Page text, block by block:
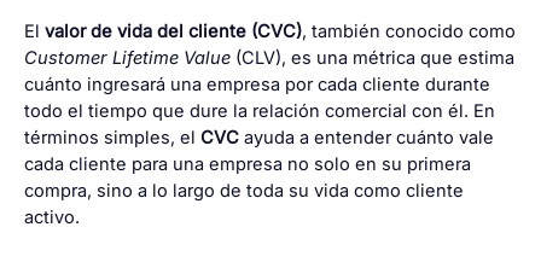
El valor de vida del cliente (CVC), también conocido como
Customer Lifetime Value (CLV), es una métrica que estima
cuánto ingresará una empresa por cada cliente durante
todo el tiempo que dure la relación comercial con él. En
términos simples, el CVC ayuda a entender cuánto vale
cada cliente para una empresa no solo en su primera
compra, sino a lo largo de toda su vida como cliente
activo.